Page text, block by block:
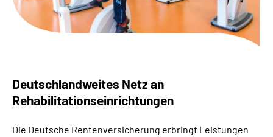
Language
Leichte Sprache
Deutschlandweites Netz an
Rehabilitationseinrichtungen
Die Deutsche Rentenversicherung erbringt Leistungen